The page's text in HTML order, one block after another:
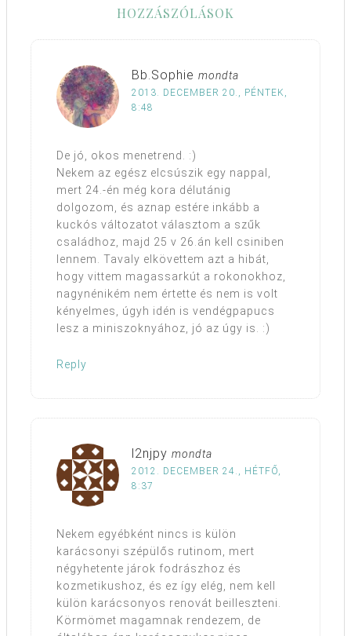
HOZZÁSZÓLÁSOK
Bb.Sophie mondta
2013. DECEMBER 20., PÉNTEK,
8:48
De jó, okos menetrend. :)
Nekem az egész elcsúszik egy nappal,
mert 24.-én még kora délutánig
dolgozom, és aznap estére inkább a
kuckós változatot választom a szűk
családhoz, majd 25 v 26.án kell csiniben
lennem. Tavaly elkövettem azt a hibát,
hogy vittem magassarkút a rokonokhoz,
nagynénikém nem értette és nem is volt
kényelmes, úgyh idén is vendégpapucs
lesz a miniszoknyához, jó az úgy is. :)
Reply
l2njpy mondta
2012. DECEMBER 24., HÉTFŐ,
8:37
Nekem egyébként nincs is külön
karácsonyi szépülős rutinom, mert
négyhetente járok fodrászhoz és
kozmetikushoz, és ez így elég, nem kell
külön karácsonyos renovát beilleszteni.
Körmömet magamnak rendezem, de